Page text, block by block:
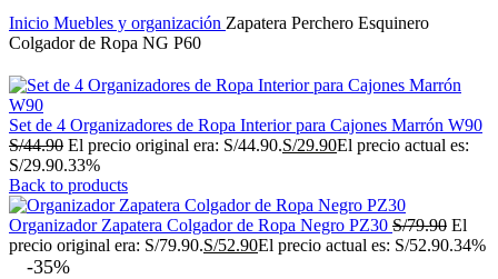
Inicio Muebles y organización Zapatera Perchero Esquinero
Colgador de Ropa NG P60
Set de 4 Organizadores de Ropa Interior para Cajones Marrón W90
S/44.90 El precio original era: S/44.90.S/29.90El precio actual es:
S/29.90.33%
Back to products
Organizador Zapatera Colgador de Ropa Negro PZ30 S/79.90 El
precio original era: S/79.90.S/52.90El precio actual es: S/52.90.34%
-35%